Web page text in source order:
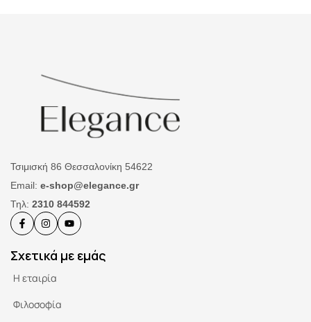
Τσιμισκή 86 Θεσσαλονίκη 54622
Email: e-shop@elegance.gr
Τηλ: 2310 844592
Σχετικά με εμάς
Η εταιρία
Φιλοσοφία